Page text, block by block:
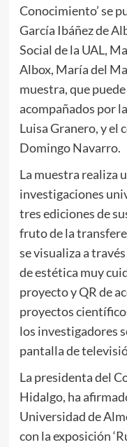
Conocimiento’ se
García Ibáñez de
Social de la UAL,
Albox, María del
muestra, que
acompañados por
Luisa Granero, y el
Domingo Navarro.
La muestra realiza
investigaciones
tres ediciones de
fruto de la
se visualiza a
de estética muy
proyecto y QR de
proyectos
los investigadores
pantalla de
La presidenta del
Hidalgo, ha
Universidad de
con la exposición